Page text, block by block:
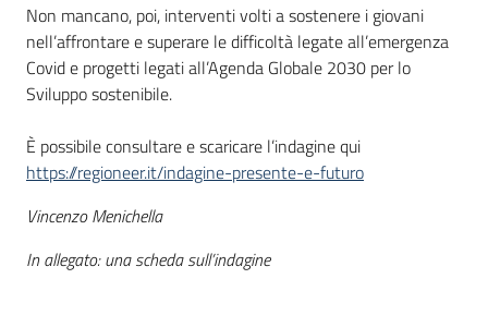
Non mancano, poi, interventi volti a sostenere i giovani
nell’affrontare e superare le difficoltà legate all’emergenza
Covid e progetti legati all’Agenda Globale 2030 per lo
Sviluppo sostenibile.
È possibile consultare e scaricare l’indagine qui
https://regioneer.it/indagine-presente-e-futuro
Vincenzo Menichella
In allegato: una scheda sull’indagine